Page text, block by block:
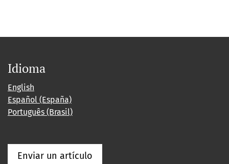
Idioma
English
Español (España)
Português (Brasil)
Enviar un artículo